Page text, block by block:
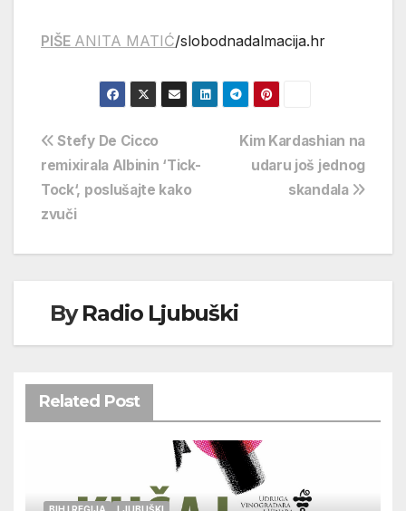
PIŠE ANITA MATIĆ/slobodnadalmacija.hr
Navigacija
objava
Kim Kardashian na
udaru još jednog
skandala
Stefy De Cicco
remixirala Albinin ‘Tick-
Tock‘, poslušajte kako
zvuči
ByRadio Ljubuški
Related Post